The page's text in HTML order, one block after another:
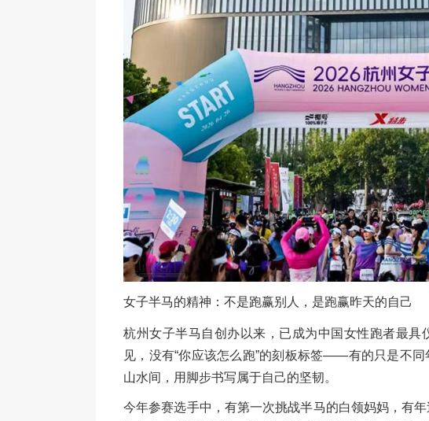
女子半马的精神：不是跑赢别人，是跑赢昨天的自己
杭州女子半马自创办以来，已成为中国女性跑者最具
见，没有“你应该怎么跑”的刻板标签——有的只是不
山水间，用脚步书写属于自己的坚韧。
今年参赛选手中，有第一次挑战半马的白领妈妈，有